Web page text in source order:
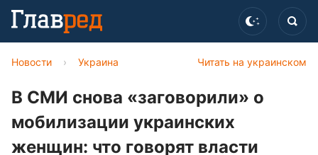
Читать на украинском
Новости › Украина
В СМИ снова «заговорили» о
мобилизации украинских
женщин: что говорят власти